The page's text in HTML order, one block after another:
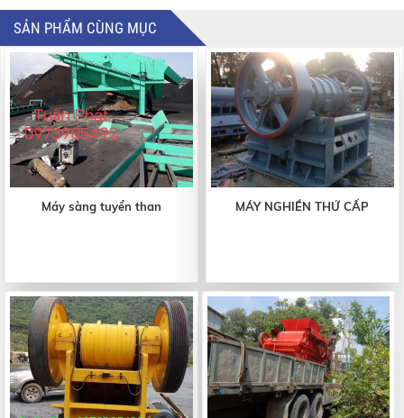
SẢN PHẨM CÙNG MỤC
Máy sàng tuyển than MÁY NGHIỀN THỨ CẤP